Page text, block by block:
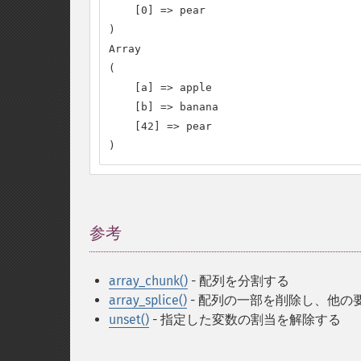
    [0] => pear
)
Array
(
    [a] => apple
    [b] => banana
    [42] => pear
)
参考
array_chunk() - 配列を分割する
array_splice() - 配列の一部を削除し、他の
unset() - 指定した変数の割当を解除する